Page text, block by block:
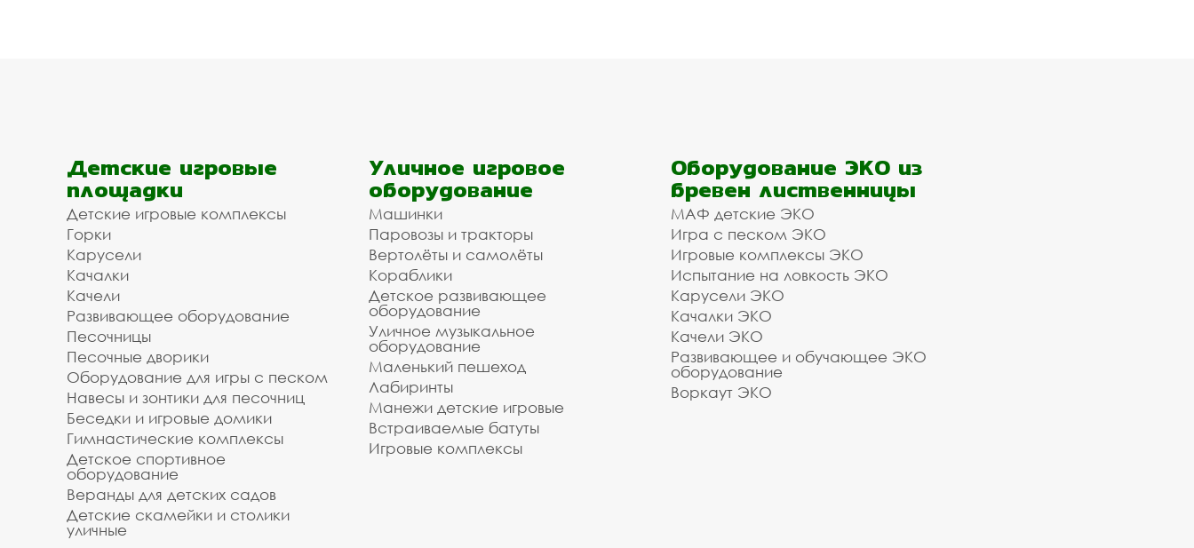
Детские игровые
площадки
Детские игровые комплексы
Горки
Карусели
Качалки
Качели
Развивающее оборудование
Песочницы
Песочные дворики
Оборудование для игры с песком
Навесы и зонтики для песочниц
Беседки и игровые домики
Гимнастические комплексы
Детское спортивное
оборудование
Веранды для детских садов
Детские скамейки и столики
уличные
Уличное игровое
оборудование
Машинки
Паровозы и тракторы
Вертолёты и самолёты
Кораблики
Детское развивающее
оборудование
Уличное музыкальное
оборудование
Маленький пешеход
Лабиринты
Манежи детские игровые
Встраиваемые батуты
Игровые комплексы
Оборудование ЭКО из
бревен лиственницы
МАФ детские ЭКО
Игра с песком ЭКО
Игровые комплексы ЭКО
Испытание на ловкость ЭКО
Карусели ЭКО
Качалки ЭКО
Качели ЭКО
Развивающее и обучающее ЭКО
оборудование
Воркаут ЭКО